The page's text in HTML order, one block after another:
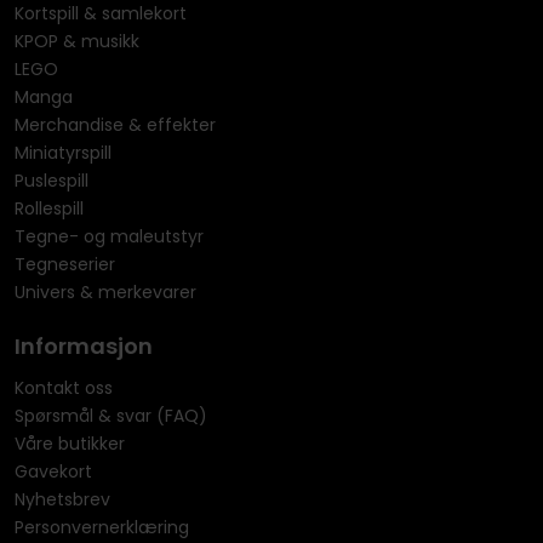
Kortspill & samlekort
KPOP & musikk
LEGO
Manga
Merchandise & effekter
Miniatyrspill
Puslespill
Rollespill
Tegne- og maleutstyr
Tegneserier
Univers & merkevarer
Informasjon
Kontakt oss
Spørsmål & svar (FAQ)
Våre butikker
Gavekort
Nyhetsbrev
Personvernerklæring